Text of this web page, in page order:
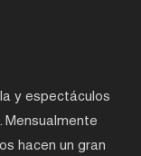
y espectáculos
hacen un gran